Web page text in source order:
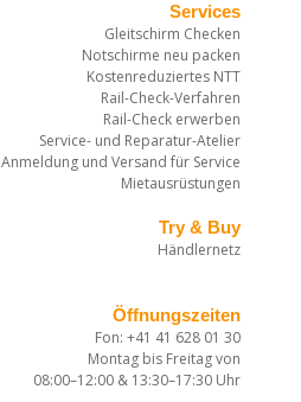
Services
Gleitschirm Checken
Notschirme neu packen
Kostenreduziertes NTT
Rail-Check-Verfahren
Rail-Check erwerben
Service- und Reparatur-Atelier
Anmeldung und Versand für Service
Mietausrüstungen
Try & Buy
Händlernetz
Öffnungszeiten
Fon: +41 41 628 01 30
Montag bis Freitag von
08:00–12:00 & 13:30–17:30 Uhr